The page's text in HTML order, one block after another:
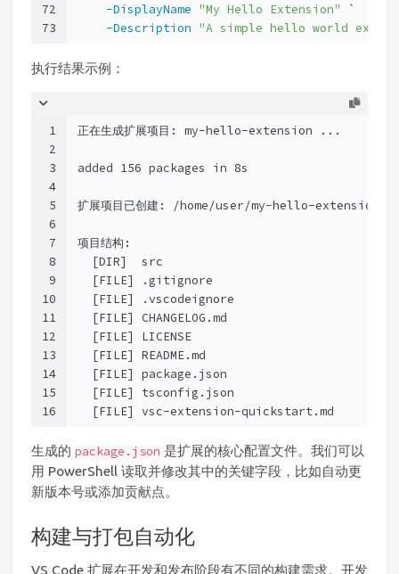
72
73
-DisplayName "My Hello Extension" `
-Description "A simple hello world
执行结果示例：
1
2
3
4
5
6
7
8
9
10
11
12
13
14
15
16
正在生成扩展项目: my-hello-extension ...
added 156 packages in 8s
扩展项目已创建: /home/user/my-hello-extension
项目结构:
  [DIR]  src
  [FILE] .gitignore
  [FILE] .vscodeignore
  [FILE] CHANGELOG.md
  [FILE] LICENSE
  [FILE] README.md
  [FILE] package.json
  [FILE] tsconfig.json
  [FILE] vsc-extension-quickstart.md
生成的 package.json 是扩展的核心配置文件。我们可以
用 PowerShell 读取并修改其中的关键字段，比如自动更
新版本号或添加贡献点。
构建与打包自动化
VS Code 扩展在开发和发布阶段有不同的构建需求。开发